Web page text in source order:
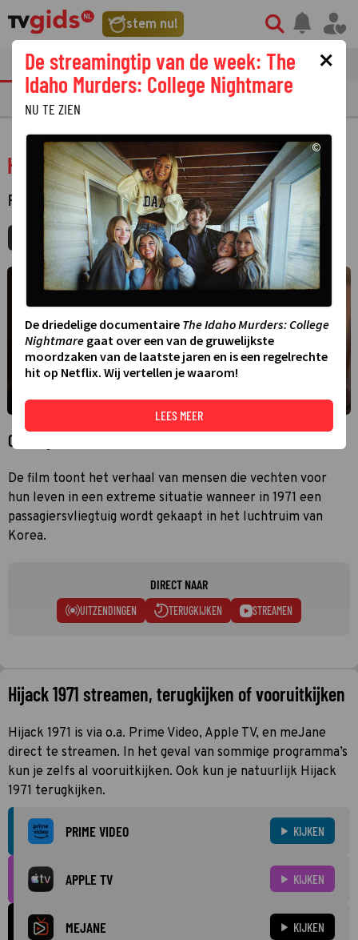
stem nu!
tvgids streaming nieuws
PRIMETIME GEMIST
Hijack 1971
FILM SPEELFILM
MIJNGIDS AGENDA DELEN
Over Hijack 1971
De film toont het verhaal van mensen die vechten voor
hun leven in een extreme situatie wanneer in 1971 een
passagiersvliegtuig wordt gekaapt in het luchtruim van
Korea.
DIRECT NAAR
UITZENDINGEN TERUGKIJKEN STREAMEN
Hijack 1971 streamen, terugkijken of vooruitkijken
Hijack 1971 is via o.a. Prime Video, Apple TV, en meJane
direct te streamen. In het geval van sommige programma’s
kun je zelfs al vooruitkijken. Ook kun je natuurlijk Hijack
1971 terugkijken.
PRIME VIDEO KIJKEN
APPLE TV KIJKEN
MEJANE KIJKEN
×
De streamingtip van de week: The
Idaho Murders: College Nightmare
NU TE ZIEN
©
De driedelige documentaire The Idaho Murders: College
Nightmare gaat over een van de gruwelijkste
moordzaken van de laatste jaren en is een regelrechte
hit op Netflix. Wij vertellen je waarom!
LEES MEER